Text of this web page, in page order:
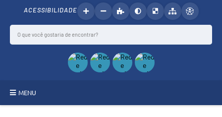
ACESSIBILIDADE
MENU